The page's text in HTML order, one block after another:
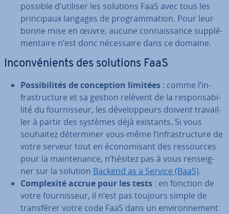
possible d’utiliser les solutions FaaS avec tous les
prin­ci­paux langages de pro­gram­ma­tion. Pour leur
bonne mise en œuvre, aucune con­nais­sance sup­plé­
men­taire n’est donc né­ces­saire dans ce domaine.
In­con­vé­nients des solutions FaaS
Pos­si­bi­li­tés de con­cep­tion limitées : comme l’in­
fras­truc­ture et sa gestion relèvent de la res­pon­sa­bi­
lité du four­nis­seur, les dé­ve­lop­peurs doivent tra­vail­
ler à partir des systèmes déjà existants. Si vous
souhaitez dé­ter­mi­ner vous-même l’in­fras­truc­ture de
votre serveur tout en éco­no­mi­sant des res­sources
pour la main­te­nance, n’hésitez pas à vous ren­seig­
ner sur la solution Backend as a Service (BaaS).
Com­plexité accrue pour les tests : en fonction de
votre four­nis­seur, il n’est pas toujours simple de
trans­fé­rer votre code FaaS dans un en­vi­ron­ne­ment